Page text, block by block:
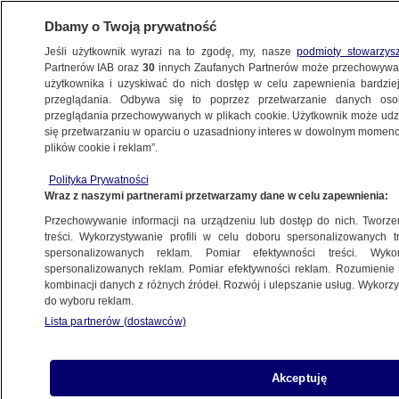
BIZNES
NAJNOWSZE
tarcza
23.05.2011, 11:45Aktualizacja: 23.05.2011, 11:55
Udostępnij
Dbamy o Twoją prywatność
Jeśli użytkownik wyrazi na to zgodę, my, naszepodmioty
Partnerów IAB oraz30 innych Zaufanych Partnerów może
użytkownika i uzyskiwać do nich dostęp w celu zapewnienia
przeglądania. Odbywa się to poprzez przetwarzanie danych
przeglądania przechowywanych w plikach cookie. Użytkownik może
się przetwarzaniu w oparciu o uzasadniony interes w dowolnym
plików cookie i reklam”.
Polityka Prywatności
Wraz z naszymi partnerami przetwarzamy dane w celu zapewnienia:
Przechowywanie informacji na urządzeniu lub dostęp do nich.
treści. Wykorzystywanie profili w celu doboru spersonalizowanych
spersonalizowanych reklam. Pomiar efektywności treści.
spersonalizowanych reklam. Pomiar efektywności reklam.
kombinacji danych z różnych źródeł. Rozwój i ulepszanie usług.
do wyboru reklam.
Lista partnerów (dostawców)
Akceptuję